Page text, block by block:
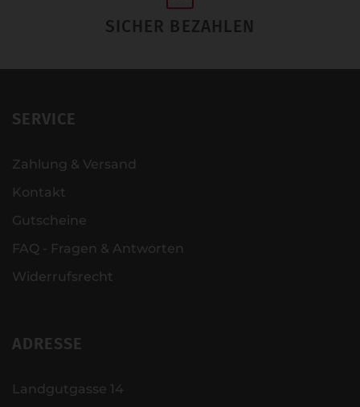
SICHER BEZAHLEN
SERVICE
Zahlung & Versand
Kontakt
Gutscheine
FAQ - Fragen & Antworten
Widerrufsrecht
ADRESSE
Landgutgasse 14